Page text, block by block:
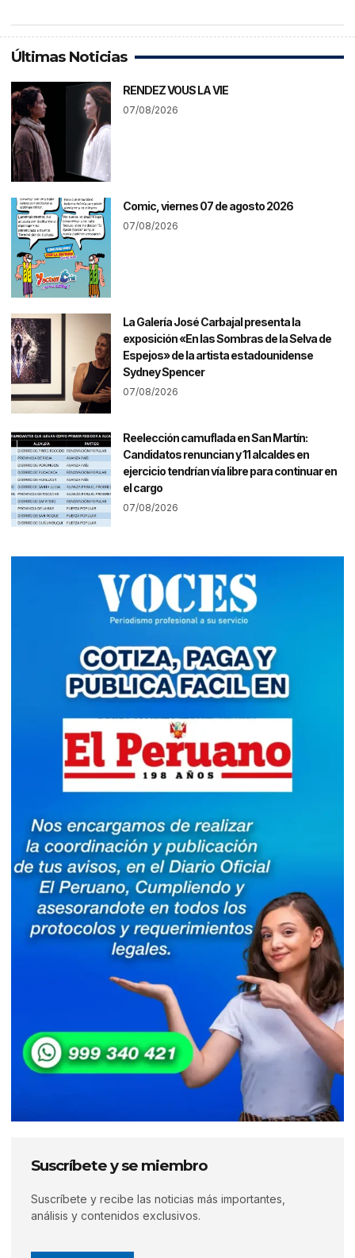
Últimas Noticias
RENDEZ VOUS LA VIE
07/08/2026
Comic, viernes 07 de agosto 2026
07/08/2026
La Galería José Carbajal presenta la
exposición «En las Sombras de la Selva de
Espejos» de la artista estadounidense
Sydney Spencer
07/08/2026
Reelección camuflada en San Martín:
Candidatos renuncian y 11 alcaldes en
ejercicio tendrían vía libre para continuar en
el cargo
07/08/2026
Suscríbete y se miembro
Suscríbete y recibe las noticias más importantes,
análisis y contenidos exclusivos.